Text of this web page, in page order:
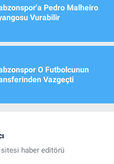
Pedro Malheiro
Vurabilir
O Futbolcunun
Vazgeçti
haber editörü